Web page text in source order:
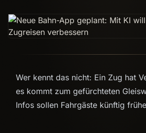
Wer kennt das nicht: Ein Zug hat
es kommt zum gefürchteten
Infos sollen Fahrgäste künftig